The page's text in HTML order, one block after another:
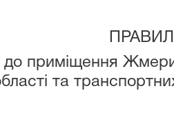
до приміщення
та